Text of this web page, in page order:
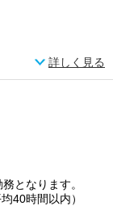
詳しく見る
となります。
40時間以内）